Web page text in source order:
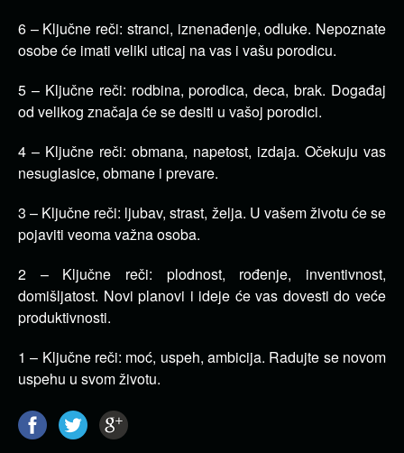
6 – Ključne reči: stranci, iznenađenje, odluke. Nepoznate
osobe će imati veliki uticaj na vas i vašu porodicu.
5 – Ključne reči: rodbina, porodica, deca, brak. Događaj
od velikog značaja će se desiti u vašoj porodici.
4 – Ključne reči: obmana, napetost, izdaja. Očekuju vas
nesuglasice, obmane i prevare.
3 – Ključne reči: ljubav, strast, želja. U vašem životu će se
pojaviti veoma važna osoba.
2 – Ključne reči: plodnost, rođenje, inventivnost,
domišljatost. Novi planovi i ideje će vas dovesti do veće
produktivnosti.
1 – Ključne reči: moć, uspeh, ambicija. Radujte se novom
uspehu u svom životu.